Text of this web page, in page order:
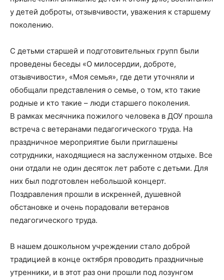
у детей доброты, отзывчивости, уважения к старшему
поколению.
С детьми старшей и подготовительных групп были
проведены беседы «О милосердии, доброте,
отзывчивости», «Моя семья», где дети уточняли и
обобщали представления о семье, о том, кто такие
родные и кто такие – люди старшего поколения.
В рамках месячника пожилого человека в ДОУ прошла
встреча с ветеранами педагогического труда. На
праздничное мероприятие были приглашены
сотрудники, находящиеся на заслуженном отдыхе. Все
они отдали не один десяток лет работе с детьми. Для
них был подготовлен небольшой концерт.
Поздравления прошли в искренней, душевной
обстановке и очень порадовали ветеранов
педагогического труда.
В нашем дошкольном учреждении стало доброй
традицией в конце октября проводить праздничные
утренники, и в этот раз они прошли под лозунгом